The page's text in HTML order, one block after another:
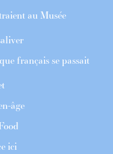
au Musée
français se passait
âge
ici